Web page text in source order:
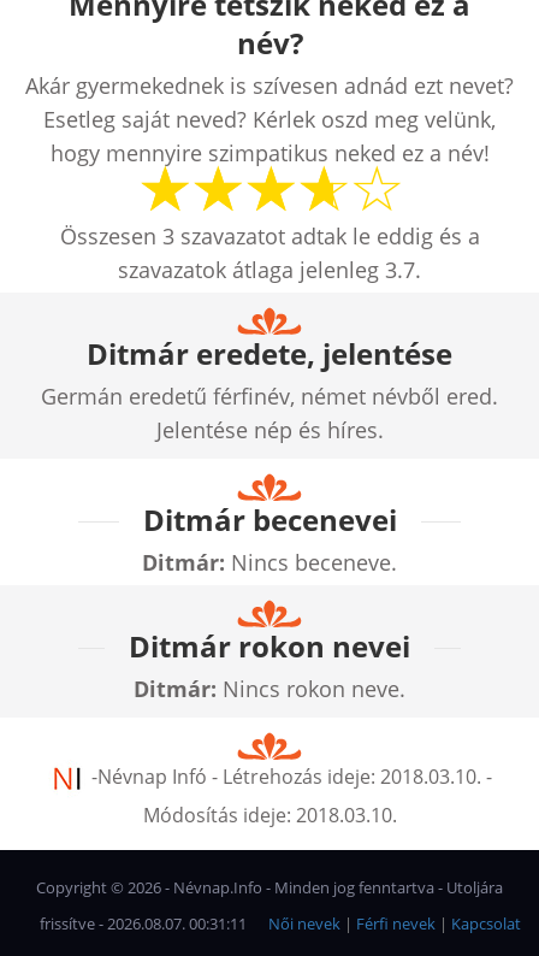
név?
Akár gyermekednek is szívesen adnád ezt nevet?
Esetleg saját neved? Kérlek oszd meg velünk,
hogy mennyire szimpatikus neked ez a név!
Összesen 3szavazatot adtak le eddig és a
szavazatok átlaga jelenleg 3.7.
Ditmár eredete, jelentése
Germán eredetű férfinév, német névből ered.
Jelentése nép és híres.
Ditmár becenevei
Ditmár: Nincs beceneve.
Ditmár rokon nevei
Ditmár: Nincs rokon neve.
-Névnap Infó - Létrehozás ideje: 2018.03.10. -
Módosítás ideje: 2018.03.10.
Copyright © 2026- Névnap.Info - Minden jog fenntartva - Utoljára
frissítve - 2026.08.07. 00:31:11
Kapcsolat
|
Férfi nevek
|
Női nevek